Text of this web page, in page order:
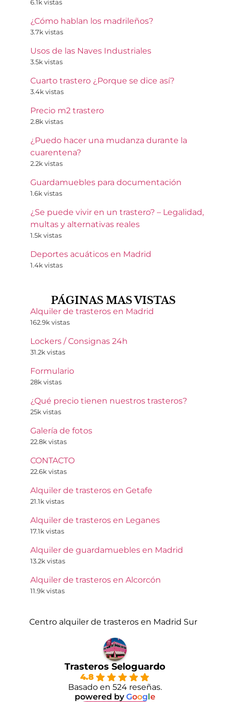
6.1k vistas
¿Cómo hablan los madrileños?
3.7k vistas
Usos de las Naves Industriales
3.5k vistas
Cuarto trastero ¿Porque se dice así?
3.4k vistas
Precio m2 trastero
2.8k vistas
¿Puedo hacer una mudanza durante la
cuarentena?
2.2k vistas
Guardamuebles para documentación
1.6k vistas
¿Se puede vivir en un trastero? – Legalidad,
multas y alternativas reales
1.5k vistas
Deportes acuáticos en Madrid
1.4k vistas
PÁGINAS MAS VISTAS
Alquiler de trasteros en Madrid
162.9k vistas
Lockers / Consignas 24h
31.2k vistas
Formulario
28k vistas
¿Qué precio tienen nuestros trasteros?
25k vistas
Galería de fotos
22.8k vistas
CONTACTO
22.6k vistas
Alquiler de trasteros en Getafe
21.1k vistas
Alquiler de trasteros en Leganes
17.1k vistas
Alquiler de guardamuebles en Madrid
13.2k vistas
Alquiler de trasteros en Alcorcón
11.9k vistas
Centro alquiler de trasteros en Madrid Sur
Trasteros Seloguardo
4.8
Basado en 524 reseñas.
powered byGoogle